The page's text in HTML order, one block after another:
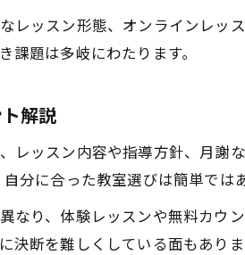
ピアノ教室おすすめの選び方と東
も向けピアノ教室の課題を比較し
ピアノ教室で子どもに合う指導法
コンクールを目指す子ども向けピ
レッスン形態、オンラインレッ
題は多岐にわたります。
解説
レッスン内容や指導方針、月謝
分に合った教室選びは簡単では
なり、体験レッスンや無料カウ
断を難しくしている面もありま